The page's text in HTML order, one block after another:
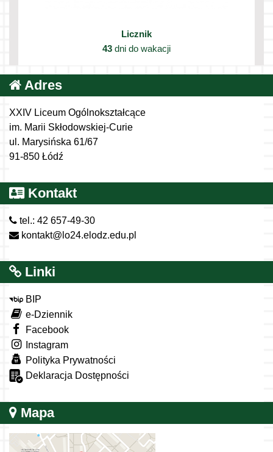
Licznik
43 dni do wakacji
Adres
XXIV Liceum Ogólnokształcące
im. Marii Skłodowskiej-Curie
ul. Marysińska 61/67
91-850 Łódź
Kontakt
tel.: 42 657-49-30
kontakt@lo24.elodz.edu.pl
Linki
BIP
e-Dziennik
Facebook
Instagram
Polityka Prywatności
Deklaracja Dostępności
Mapa